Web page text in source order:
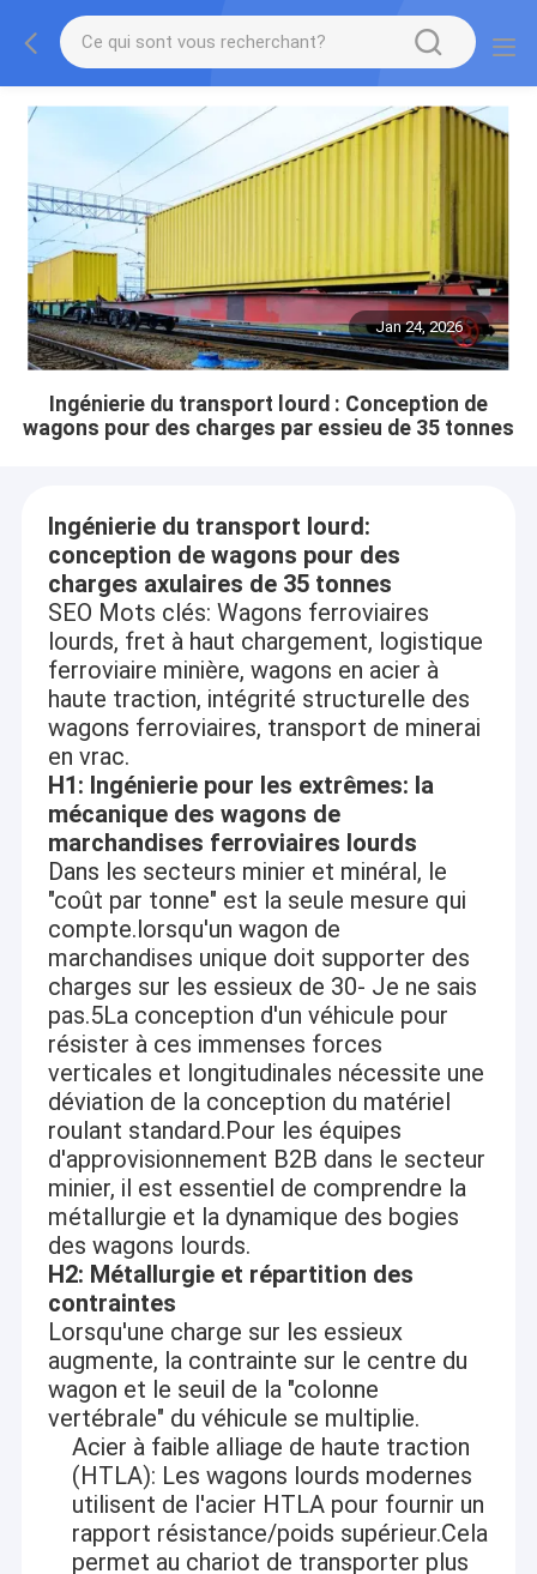
Jan 24, 2026
Ingénierie du transport lourd : Conception de
wagons pour des charges par essieu de 35 tonnes
Ingénierie du transport lourd:
conception de wagons pour des
charges axulaires de 35 tonnes
SEO Mots clés: Wagons ferroviaires
lourds, fret à haut chargement, logistique
ferroviaire minière, wagons en acier à
haute traction, intégrité structurelle des
wagons ferroviaires, transport de minerai
en vrac.
H1: Ingénierie pour les extrêmes: la
mécanique des wagons de
marchandises ferroviaires lourds
Dans les secteurs minier et minéral, le
"coût par tonne" est la seule mesure qui
compte.lorsqu'un wagon de
marchandises unique doit supporter des
charges sur les essieux de 30- Je ne sais
pas.5La conception d'un véhicule pour
résister à ces immenses forces
verticales et longitudinales nécessite une
déviation de la conception du matériel
roulant standard.Pour les équipes
d'approvisionnement B2B dans le secteur
minier, il est essentiel de comprendre la
métallurgie et la dynamique des bogies
des wagons lourds.
H2: Métallurgie et répartition des
contraintes
Lorsqu'une charge sur les essieux
augmente, la contrainte sur le centre du
wagon et le seuil de la "colonne
vertébrale" du véhicule se multiplie.
Acier à faible alliage de haute traction
(HTLA): Les wagons lourds modernes
utilisent de l'acier HTLA pour fournir un
rapport résistance/poids supérieur.Cela
permet au chariot de transporter plus